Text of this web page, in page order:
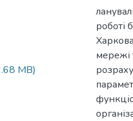
MB)
роботі
мережі